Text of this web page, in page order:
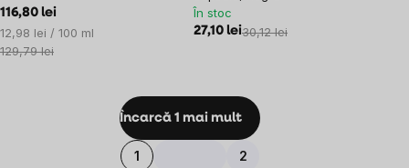
116,80 lei
Evaluare
preţ:
12,98 lei / 100 ml
129,79 lei
În stoc
27,10 lei30,12 lei
Controlul
listărilor
Încarcă 1 mai mult
Paginare
1 2